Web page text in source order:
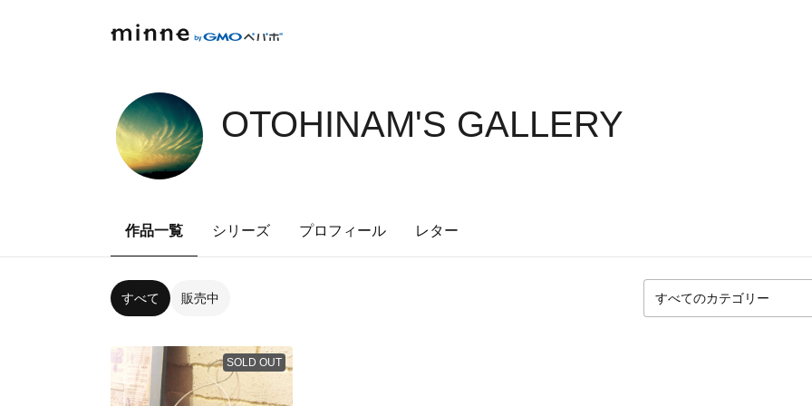
OTOHINAM'S GALLERY
作品一覧 シリーズ プロフィール レター
すべて 販売中
SOLD OUT